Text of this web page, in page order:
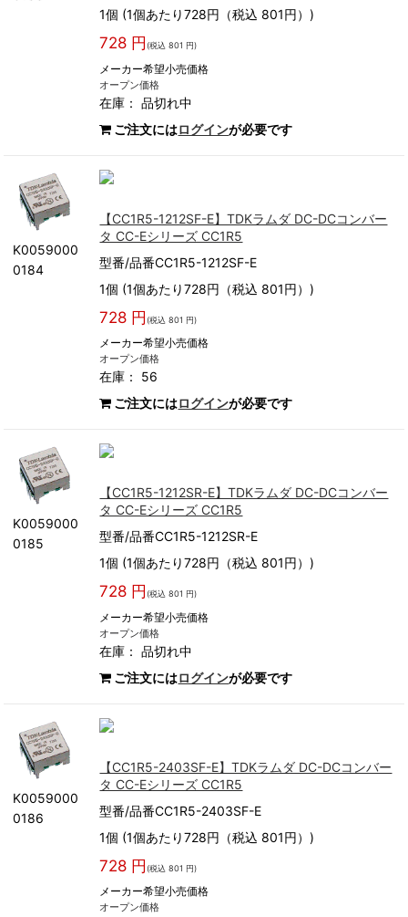
1個 (1個あたり728円（税込 801円）)
728 円 (税込 801 円)
メーカー希望小売価格
オープン価格
在庫：品切れ中
ご注文にはログインが必要です
K0059000
0184
【CC1R5-1212SF-E】TDKラムダ DC-DCコンバー
タ CC-Eシリーズ CC1R5
型番/品番CC1R5-1212SF-E
1個 (1個あたり728円（税込 801円）)
728 円 (税込 801 円)
メーカー希望小売価格
オープン価格
在庫： 56
ご注文にはログインが必要です
K0059000
0185
【CC1R5-1212SR-E】TDKラムダ DC-DCコンバー
タ CC-Eシリーズ CC1R5
型番/品番CC1R5-1212SR-E
1個 (1個あたり728円（税込 801円）)
728 円 (税込 801 円)
メーカー希望小売価格
オープン価格
在庫：品切れ中
ご注文にはログインが必要です
K0059000
0186
【CC1R5-2403SF-E】TDKラムダ DC-DCコンバー
タ CC-Eシリーズ CC1R5
型番/品番CC1R5-2403SF-E
1個 (1個あたり728円（税込 801円）)
728 円 (税込 801 円)
メーカー希望小売価格
オープン価格